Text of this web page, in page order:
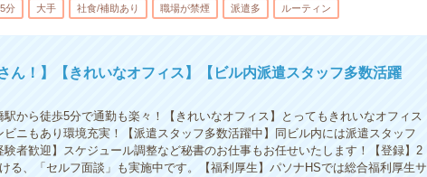
分 大手 社食/補助あり 職場が禁煙 派遣多 ルーティン
ん！】【きれいなオフィス】【ビル内派遣スタッフ多数活躍
駅から徒歩5分で通勤も楽々！【きれいなオフィス】とってもきれいなオフィス
ニもあり環境充実！【派遣スタッフ多数活躍中】同ビル内には派遣スタッフ
者歓迎】スケジュール調整など秘書のお仕事もお任せいたします！【登録】2
る、「セルフ面談」も実施中です。【福利厚生】パソナHSでは総合福利厚生サ